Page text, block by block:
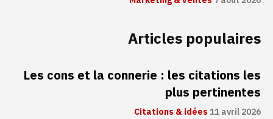
Articles populaires
Les cons et la connerie : les citations les
plus pertinentes
Citations & idées11 avril 2026